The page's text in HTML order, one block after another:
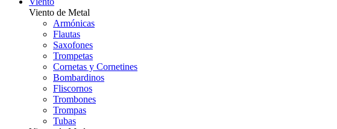
Viento de Metal
Armónicas
Flautas
Saxofones
Trompetas
Cornetas y Cornetines
Bombardinos
Fliscornos
Trombones
Trompas
Tubas